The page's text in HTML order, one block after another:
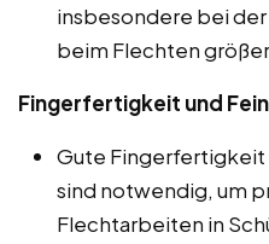
insbesondere bei
beim Flechten
Fingerfertigkeit und
Gute Fingerfertigkeit
sind notwendig, um
Flechtarbeiten in